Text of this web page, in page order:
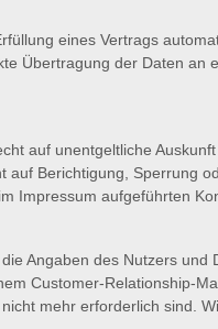
eines Vertrags
Übertragung der Daten
auf unentgeltliche
Berichtigung, Sperrung
Impressum aufgeführten
Angaben des Nutzers
Customer-Relationship-
mehr erforderlich sind.